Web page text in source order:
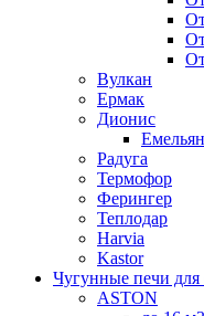
Вулкан
Ермак
Дионис
Радуга
Термофор
Ферингер
Теплодар
Harvia
Kastor
Чугунные печи для
ASTON